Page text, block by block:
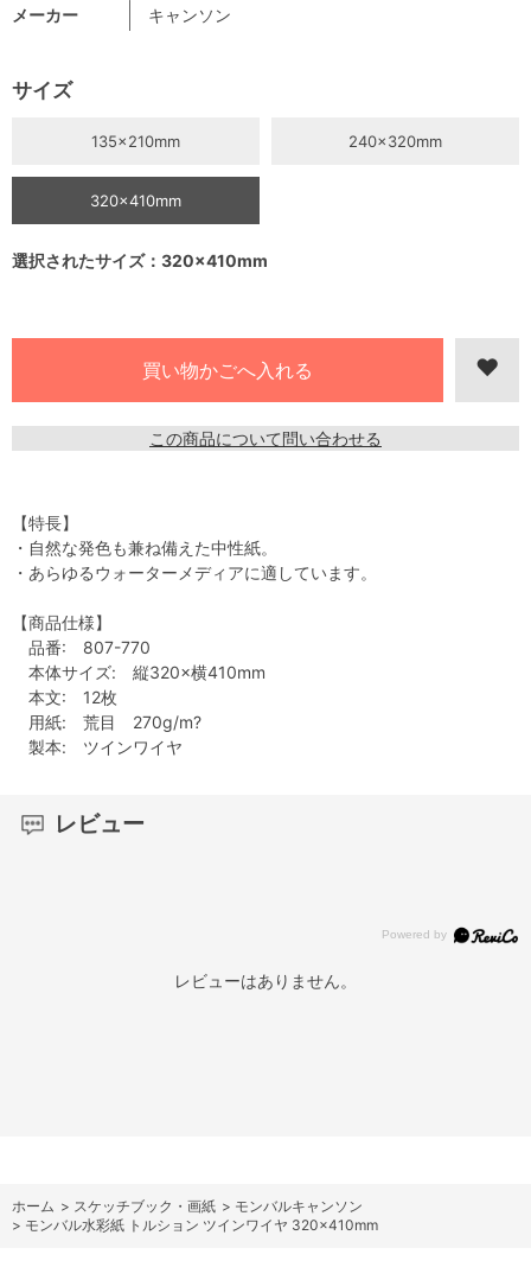
メーカー キャンソン
サイズ
135×210mm 240×320mm
320×410mm
選択されたサイズ：320×410mm
この商品について問い合わせる
【特長】
・自然な発色も兼ね備えた中性紙。
・あらゆるウォーターメディアに適しています。
【商品仕様】
品番: 807-770
本体サイズ: 縦320×横410mm
本文: 12枚
用紙: 荒目 270g/m?
製本: ツインワイヤ
レビュー
レビューはありません。
ホーム > スケッチブック・画紙 > モンバルキャンソン
> モンバル水彩紙 トルション ツインワイヤ 320×410mm